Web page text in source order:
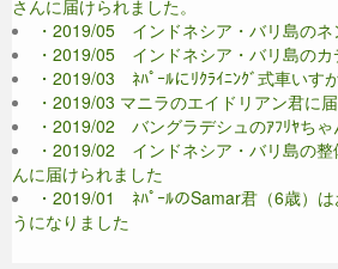
さんに届けられました。
・2019/05 インドネシア・バリ島のネ
・2019/05 インドネシア・バリ島のカ
・2019/03 ﾈﾊﾟｰﾙにﾘｸﾗｲﾆﾝｸﾞ式車いす
・2019/03 マニラのエイドリアン君に
・2019/02 バングラデシュのｱﾌﾘﾔち
・2019/02 インドネシア・バリ島の整
んに届けられました
・2019/01 ﾈﾊﾟｰﾙのSamar君（6歳）
うになりました